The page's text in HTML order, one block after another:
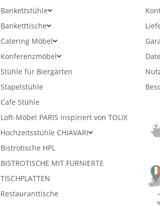
Bankettstühle
Banketttische
Catering Möbel
Konferenzmöbel
Stühle für Biergärten
Stapelstühle
Cafe Stühle
Loft-Möbel PARIS inspiriert von TOLIX
Hochzeitsstühle CHIAVARI
Bistrotische HPL
BISTROTISCHE MIT FURNIERTE
TISCHPLATTEN
Restauranttische